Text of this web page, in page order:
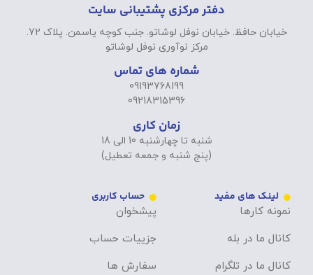
دفتر مرکزی پشتیبانی سایت
خیابان حافظ. خیابان نوفل لوشاتو. جنب کوچه یاسمن. پلاک 72.
مرکز نوآوری نوفل لوشاتو
شماره های تماس
09193768199
09218315396
زمان کاری
شنبه تا چهارشنبه 10 الی 18
(پنج شنبه و جمعه تعطیل)
لینک های مفید
نمونه کارها
کانال ما در بله
کانال ما در تلگرام
حساب کاربری
پیشخوان
جزییات حساب
سفارش ها